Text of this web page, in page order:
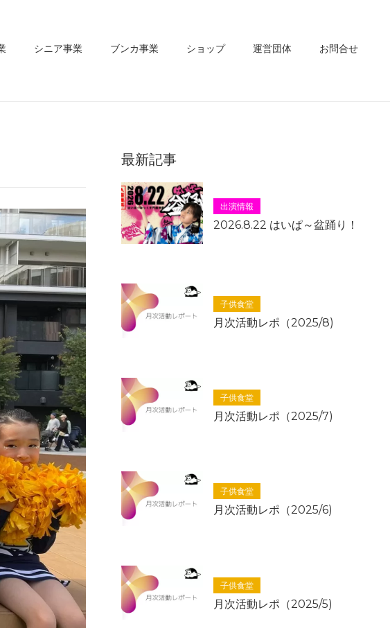
シニア事業 ブンカ事業 ショップ 運営団体 お問合せ
最新記事
出演情報
2026.8.22 はいぱ～盆踊り！
子供食堂
月次活動レポ（2025/8)
子供食堂
月次活動レポ（2025/7)
子供食堂
月次活動レポ（2025/6)
子供食堂
月次活動レポ（2025/5)